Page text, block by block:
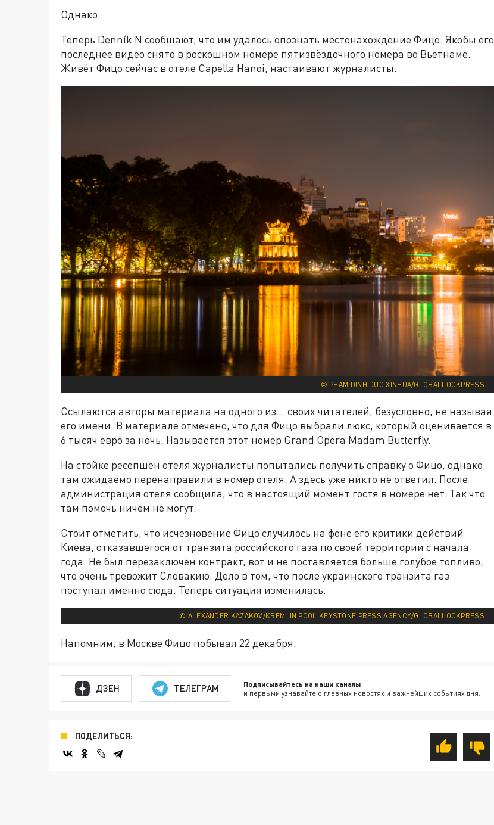
Однако...
Теперь Denník N сообщают, что им удалось опознать местонахождение Фицо. Якобы его
последнее видео снято в роскошном номере пятизвёздочного номера во Вьетнаме.
Живёт Фицо сейчас в отеле Capella Hanoi, настаивают журналисты.
© PHAM DINH DUC XINHUA/GLOBALLOOKPRESS
Ссылаются авторы материала на одного из... своих читателей, безусловно, не называя
его имени. В материале отмечено, что для Фицо выбрали люкс, который оценивается в
6 тысяч евро за ночь. Называется этот номер Grand Opera Madam Butterfly.
На стойке ресепшен отеля журналисты попытались получить справку о Фицо, однако
там ожидаемо перенаправили в номер отеля. А здесь уже никто не ответил. После
администрация отеля сообщила, что в настоящий момент гостя в номере нет. Так что
там помочь ничем не могут.
Стоит отметить, что исчезновение Фицо случилось на фоне его критики действий
Киева, отказавшегося от транзита российского газа по своей территории с начала
года. Не был перезаключён контракт, вот и не поставляется больше голубое топливо,
что очень тревожит Словакию. Дело в том, что после украинского транзита газ
поступал именно сюда. Теперь ситуация изменилась.
© ALEXANDER KAZAKOV/KREMLIN POOL KEYSTONE PRESS AGENCY/GLOBALLOOKPRESS
Напомним, в Москве Фицо побывал 22 декабря.
ДЗЕН ТЕЛЕГРАМ Подписывайтесь на наши каналы
и первыми узнавайте о главных новостях и важнейших событиях дня.
ПОДЕЛИТЬСЯ: